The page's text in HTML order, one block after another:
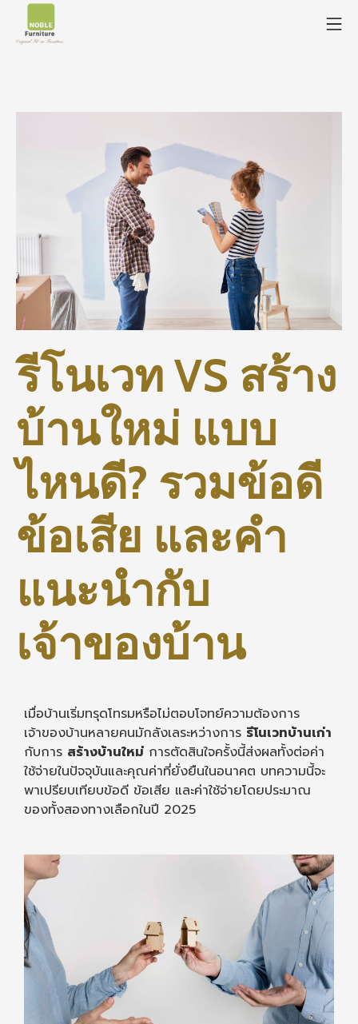
รีโนเวท VS สร้าง
บ้านใหม่ แบบ
ไหนดี? รวมข้อดี
ข้อเสีย และคำ
แนะนำกับ
เจ้าของบ้าน
เมื่อบ้านเริ่มทรุดโทรมหรือไม่ตอบโจทย์ความต้องการ
เจ้าของบ้านหลายคนมักลังเลระหว่างการ รีโนเวทบ้านเก่า
กับการ สร้างบ้านใหม่ การตัดสินใจครั้งนี้ส่งผลทั้งต่อค่า
ใช้จ่ายในปัจจุบันและคุณค่าที่ยั่งยืนในอนาคต บทความนี้จะ
พาเปรียบเทียบข้อดี ข้อเสีย และค่าใช้จ่ายโดยประมาณ
ของทั้งสองทางเลือกในปี 2025